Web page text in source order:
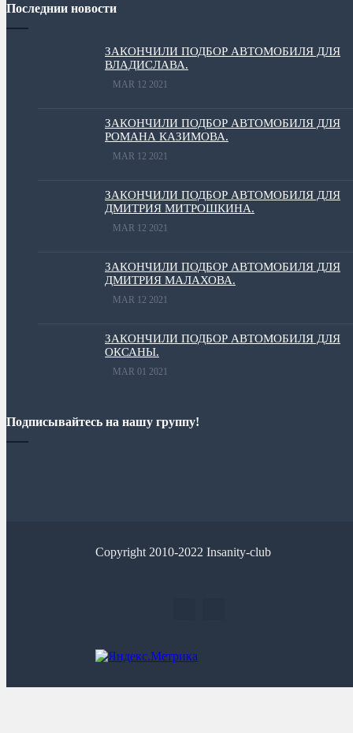
Последнии новости
ЗАКОНЧИЛИ ПОДБОР АВТОМОБИЛЯ ДЛЯ
ВЛАДИСЛАВА.
MAR 12 2021
ЗАКОНЧИЛИ ПОДБОР АВТОМОБИЛЯ ДЛЯ
РОМАНА КАЗИМОВА.
MAR 12 2021
ЗАКОНЧИЛИ ПОДБОР АВТОМОБИЛЯ ДЛЯ
ДМИТРИЯ МИТРОШКИНА.
MAR 12 2021
ЗАКОНЧИЛИ ПОДБОР АВТОМОБИЛЯ ДЛЯ
ДМИТРИЯ МАЛАХОВА.
MAR 12 2021
ЗАКОНЧИЛИ ПОДБОР АВТОМОБИЛЯ ДЛЯ
ОКСАНЫ.
MAR 01 2021
Подписывайтесь на нашу группу!
Copyright 2010-2022 Insanity-club